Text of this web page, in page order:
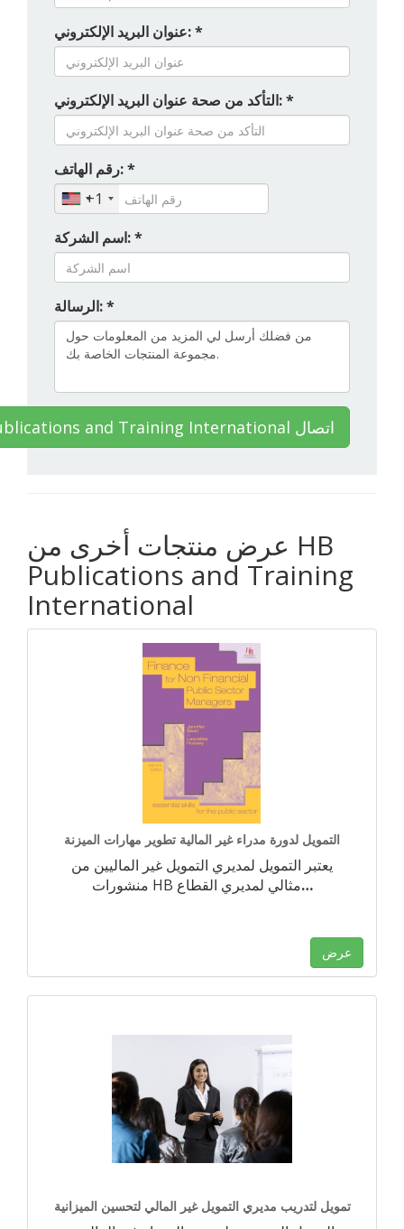
عنوان البريد الإلكتروني: *
التأكد من صحة عنوان البريد الإلكتروني: *
رقم الهاتف: *
+1
اسم الشركة: *
الرسالة: *
HB Publications and Training International اتصال
عرض منتجات أخرى من HB
Publications and Training
International
التمويل لدورة مدراء غير المالية تطوير مهارات الميزنة
يعتبر التمويل لمديري التمويل غير الماليين من
منشورات HB مثالي لمديري القطاع…
عرض
تمويل لتدريب مديري التمويل غير المالي لتحسين الميزانية